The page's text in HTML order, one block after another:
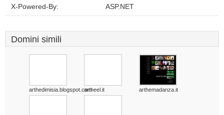
X-Powered-By: ASP.NET
Domini simili
arthedimisia.blogspot.comartheel.it arthemadanza.it